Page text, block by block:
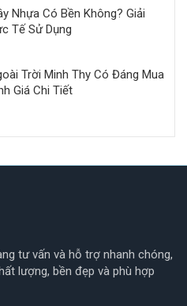
Nhựa Có Bền Không? Giải
Tế Sử Dụng
Trời Minh Thy Có Đáng Mua
Giá Chi Tiết
tư vấn và hỗ trợ nhanh chóng,
lượng, bền đẹp và phù hợp